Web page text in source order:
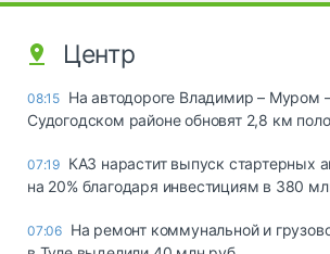
Центр
08:15 На автодороге Владимир – Муром
Судогодском районе обновят 2,8 км
07:19 КАЗ нарастит выпуск стартерных
на 20% благодаря инвестициям в 380
07:06 На ремонт коммунальной и